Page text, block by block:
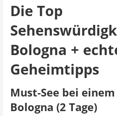
Die Top
Bologna +
Geheimtipps
Must-See bei
Bologna (2 Tage)